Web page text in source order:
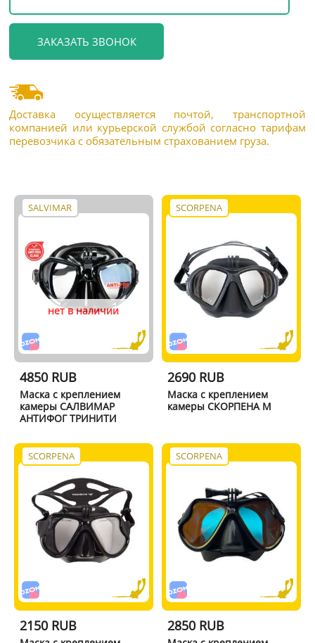
Доставка осуществляется почтой, транспортной
компанией или курьерской службой согласно тарифам
перевозчика с обязательным страхованием груза.
SALVIMAR
нет в наличии
4850 RUB
Маска с креплением
камеры САЛВИМАР
АНТИФОГ ТРИНИТИ
SCORPENA
2690 RUB
Маска с креплением
камеры СКОРПЕНА M
SCORPENA
2150 RUB
SCORPENA
2850 RUB